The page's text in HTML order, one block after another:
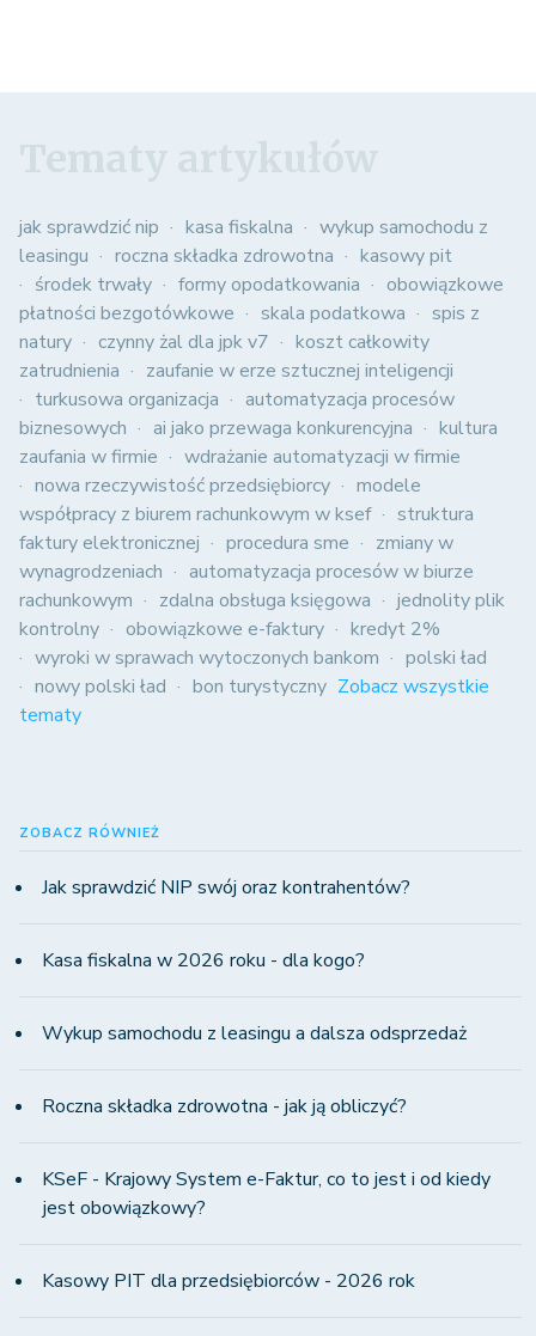
jak sprawdzić nip kasa fiskalna
wykup samochodu z
leasingu
roczna składka zdrowotna
kasowy pit
środek trwały
formy opodatkowania
obowiązkowe
płatności bezgotówkowe
skala podatkowa
spis z
natury
czynny żal dla jpk v7
koszt całkowity
zatrudnienia
zaufanie w erze sztucznej inteligencji
turkusowa organizacja
automatyzacja procesów
biznesowych
ai jako przewaga konkurencyjna
kultura
zaufania w firmie
wdrażanie automatyzacji w firmie
nowa rzeczywistość przedsiębiorcy
modele
współpracy z biurem rachunkowym w ksef
struktura
faktury elektronicznej
procedura sme
zmiany w
wynagrodzeniach
automatyzacja procesów w biurze
rachunkowym
zdalna obsługa księgowa
jednolity plik
kontrolny
obowiązkowe e-faktury
kredyt 2%
wyroki w sprawach wytoczonych bankom
polski ład
nowy polski ład
bon turystyczny Zobacz wszystkie
tematy
ZOBACZ RÓWNIEŻ
Jak sprawdzić NIP swój oraz kontrahentów?
Kasa fiskalna w 2026 roku - dla kogo?
Wykup samochodu z leasingu a dalsza odsprzedaż
Roczna składka zdrowotna - jak ją obliczyć?
KSeF - Krajowy System e-Faktur, co to jest i od kiedy
jest obowiązkowy?
Kasowy PIT dla przedsiębiorców - 2026 rok